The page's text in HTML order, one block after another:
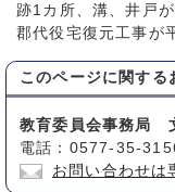
跡1カ所、溝、井戸
郡代役宅復元工事が
このページに関する
教育委員会事務局
電話：0577-35-
お問い合わせは